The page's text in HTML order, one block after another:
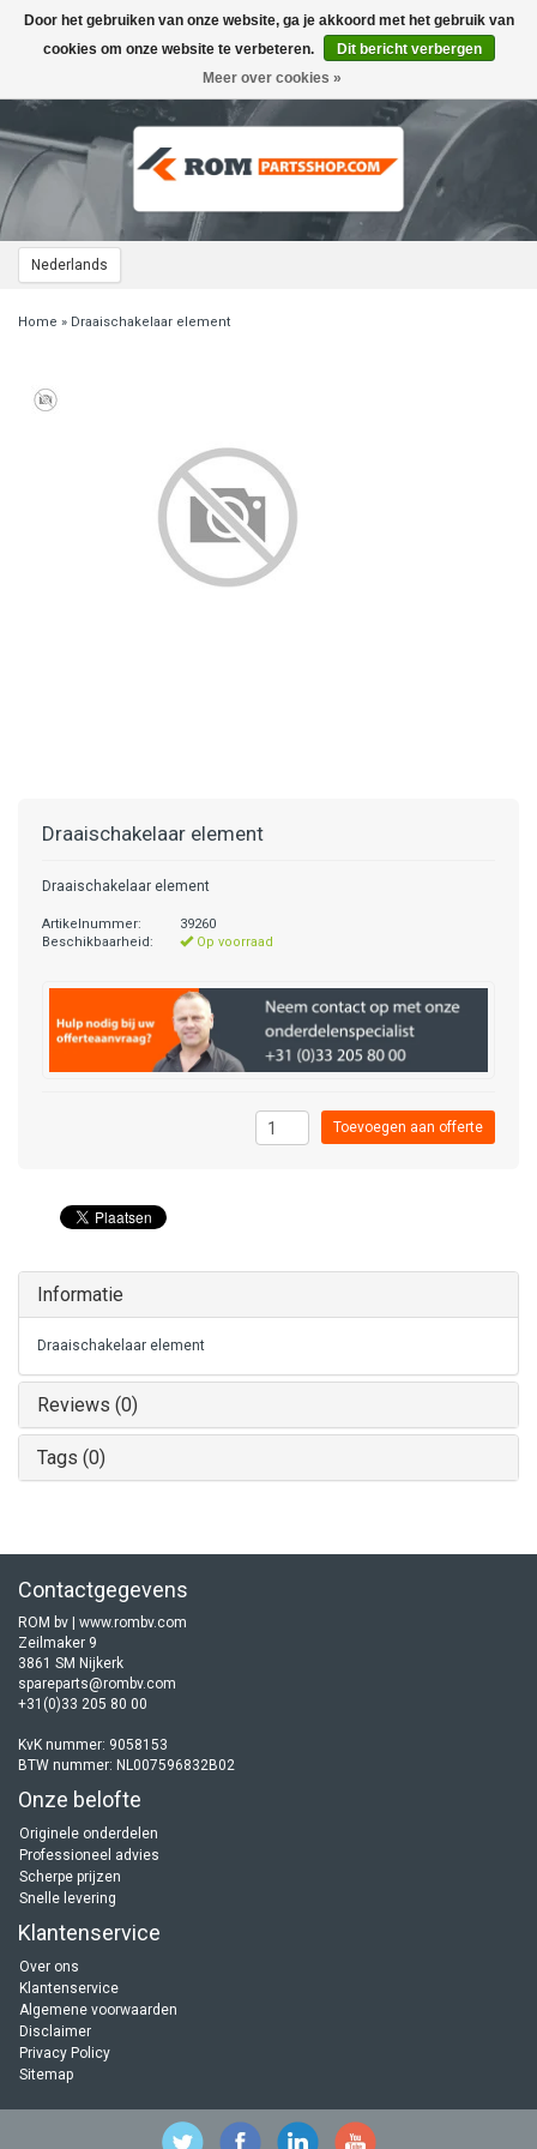
Nederlands
Toggle
navigation
Home » Draaischakelaar element
Draaischakelaar element
Draaischakelaar element
Artikelnummer:
39260
Beschikbaarheid:
Op voorraad
Toevoegen aan offerte
Informatie
Draaischakelaar element
Reviews (0)
Tags (0)
Contactgegevens
ROM bv | www.rombv.com
Zeilmaker 9
3861 SM Nijkerk
spareparts@rombv.com
+31(0)33 205 80 00
KvK nummer: 9058153
BTW nummer: NL007596832B02
Onze belofte
Originele onderdelen
Professioneel advies
Scherpe prijzen
Snelle levering
Klantenservice
Over ons
Klantenservice
Algemene voorwaarden
Disclaimer
Privacy Policy
Sitemap
Door het gebruiken van onze website, ga je akkoord met het gebruik van
cookies om onze website te verbeteren.
Dit bericht verbergen
Meer over cookies »